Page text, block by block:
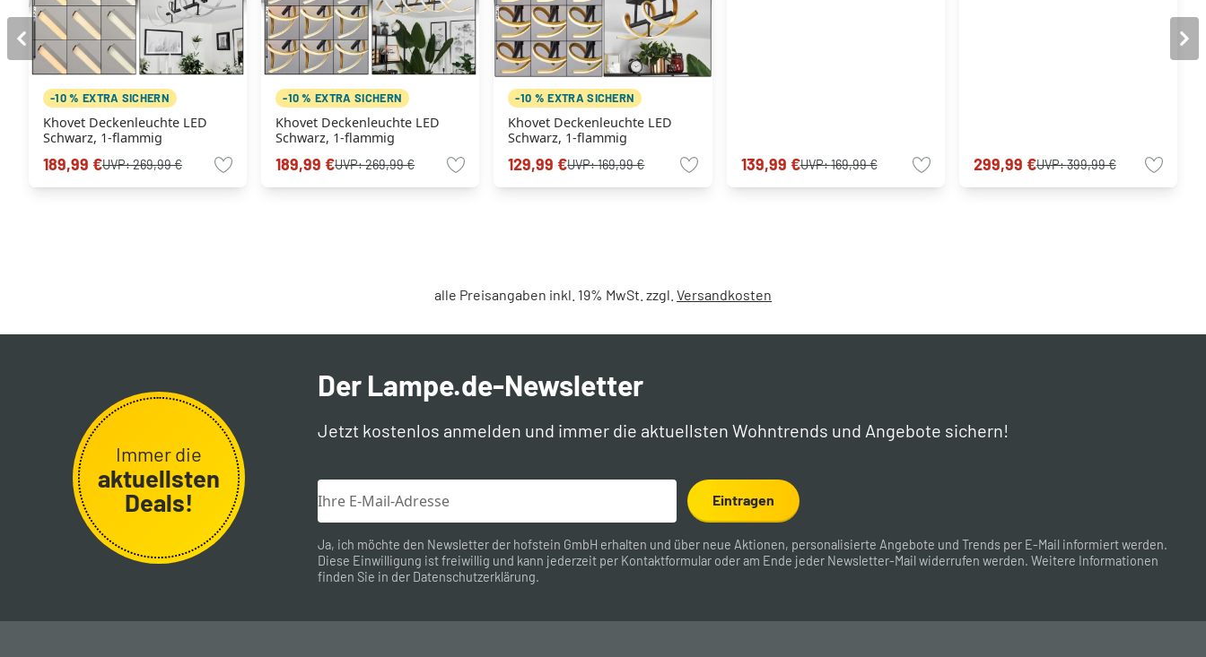
-10 % EXTRA SICHERN
Khovet Deckenleuchte LED
Schwarz, 1-flammig
189,99 €UVP:269,99 €
-10 % EXTRA SICHERN
Khovet Deckenleuchte LED
Schwarz, 1-flammig
189,99 €UVP:269,99 €
-10 % EXTRA SICHERN
Khovet Deckenleuchte LED
Schwarz, 1-flammig
129,99 €UVP:169,99 € 139,99 €UVP:169,99 € 299,99 €UVP:399,99 €
alle Preisangaben inkl. 19% MwSt. zzgl. Versandkosten
Immer die
aktuellsten
Deals!
Der Lampe.de-Newsletter
Jetzt kostenlos anmelden und immer die aktuellsten Wohntrends und Angebote sichern!
Eintragen
Ja, ich möchte den Newsletter der hofstein GmbH erhalten und über neue Aktionen, personalisierte Angebote und Trends per E-Mail informiert werden.
Diese Einwilligung ist freiwillig und kann jederzeit per Kontaktformular oder am Ende jeder Newsletter-Mail widerrufen werden. Weitere Informationen
finden Sie in der Datenschutzerklärung.